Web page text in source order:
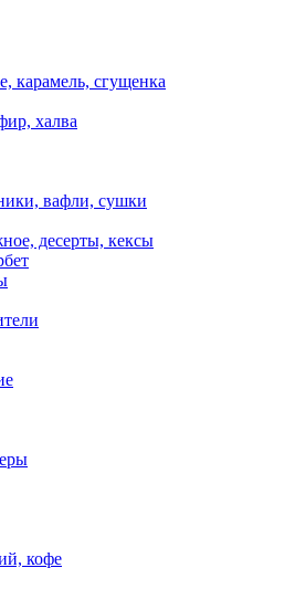
карамель, сгущенка
халва
вафли, сушки
десерты, кексы
кофе